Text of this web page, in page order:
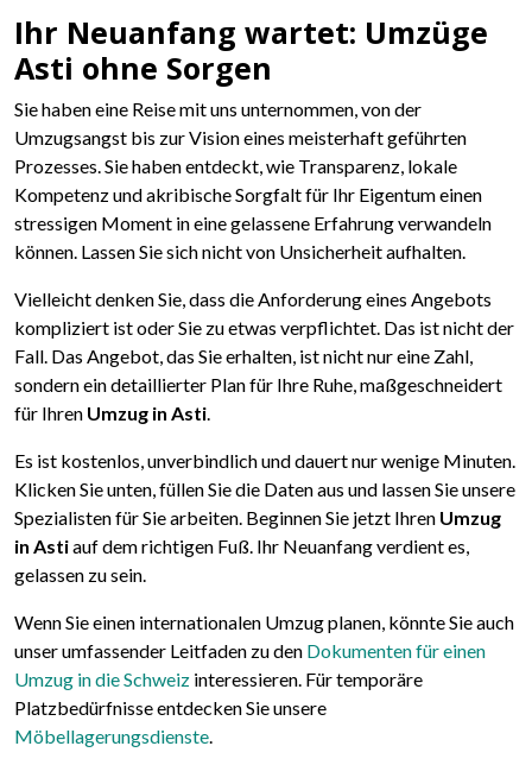
Ihr Neuanfang wartet: Umzüge
Asti ohne Sorgen
Sie haben eine Reise mit uns unternommen, von der
Umzugsangst bis zur Vision eines meisterhaft geführten
Prozesses. Sie haben entdeckt, wie Transparenz, lokale
Kompetenz und akribische Sorgfalt für Ihr Eigentum einen
stressigen Moment in eine gelassene Erfahrung verwandeln
können. Lassen Sie sich nicht von Unsicherheit aufhalten.
Vielleicht denken Sie, dass die Anforderung eines Angebots
kompliziert ist oder Sie zu etwas verpflichtet. Das ist nicht der
Fall. Das Angebot, das Sie erhalten, ist nicht nur eine Zahl,
sondern ein detaillierter Plan für Ihre Ruhe, maßgeschneidert
für Ihren Umzug in Asti.
Es ist kostenlos, unverbindlich und dauert nur wenige Minuten.
Klicken Sie unten, füllen Sie die Daten aus und lassen Sie unsere
Spezialisten für Sie arbeiten. Beginnen Sie jetzt Ihren Umzug
in Astiauf dem richtigen Fuß. Ihr Neuanfang verdient es,
gelassen zu sein.
Wenn Sie einen internationalen Umzug planen, könnte Sie auch
unser umfassender Leitfaden zu den Dokumenten für einen
Umzug in die Schweiz interessieren. Für temporäre
Platzbedürfnisse entdecken Sie unsere
Möbellagerungsdienste.